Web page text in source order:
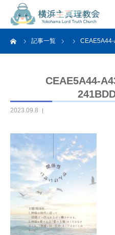
記事一覧
CEAE5A44-
2023.09.8
HOME
活動紹介
アクセス
よくあるご質問
お問い合わせ